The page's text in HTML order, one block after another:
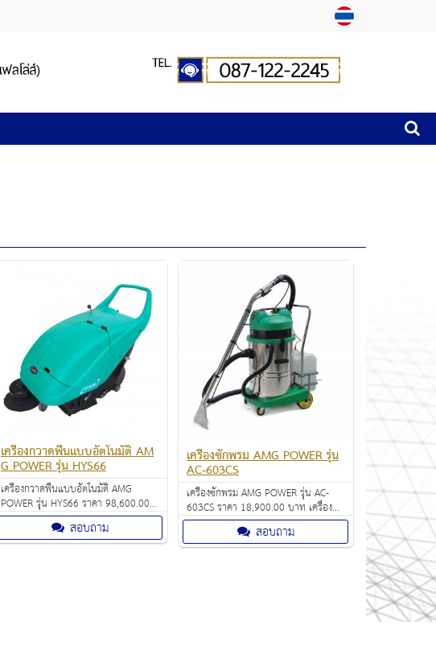
เครื่องกวาดพื้นแบบอัตโนมัติ AM
G POWER รุ่น HYS66
เครื่องกวาดพื้นแบบอัตโนมัติ AMG
POWER รุ่น HYS66 ราคา 98,600.00
บาท ใช้พลังงานไฟฟ้าทำให้เสียงในการใช้
งานเงียบ เครื่องใช้งานง่าย ซึ่งสะดวกและ
ประหยัดแรง
สอบถาม
เครื่องซักพรม AMG POWER รุ่น
AC-603CS
เครื่องซักพรม AMG POWER รุ่น AC-
603CS ราคา 18,900.00 บาท เครื่องซัก
พรม ใช้ Disc ในการขัดทำความสะอาด
พรม เหมาะ สำหรับ การทำความสะอาด
พรมตามสถานที่ต่างๆ
สอบถาม